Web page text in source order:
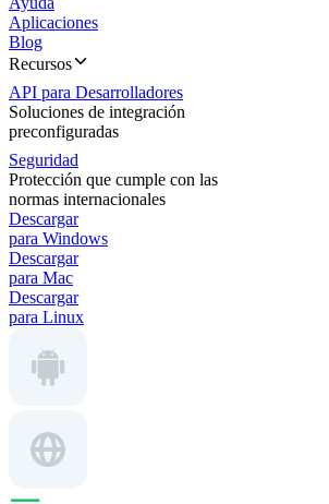
Aplicaciones
Blog
Recursos
API para Desarrolladores
Soluciones de integración
preconfiguradas
Seguridad
Protección que cumple con las
normas internacionales
Descargar
para Windows
Descargar
para Mac
Descargar
para Linux